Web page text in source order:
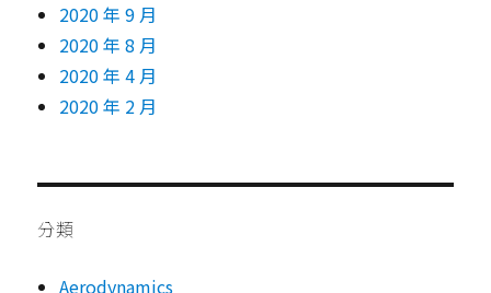
2020 年 9 月
2020 年 8 月
2020 年 4 月
2020 年 2 月
分類
Aerodynamics